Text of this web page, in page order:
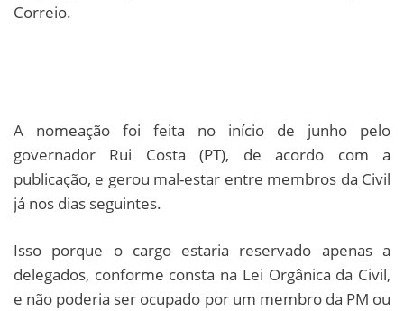
Correio.
A nomeação foi feita no início de junho pelo
governador Rui Costa (PT), de acordo com a
publicação, e gerou mal-estar entre membros da Civil
já nos dias seguintes.
Isso porque o cargo estaria reservado apenas a
delegados, conforme consta na Lei Orgânica da Civil,
e não poderia ser ocupado por um membro da PM ou